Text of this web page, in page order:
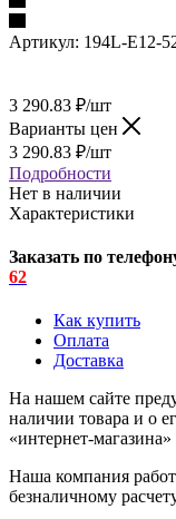
Артикул: 194L-E12-
3 290.83 ₽/шт
Варианты цен
3 290.83 ₽/шт
Подробности
Нет в наличии
Характеристики
Заказать по
62
Как купить
Оплата
Доставка
На нашем сайте
наличии товара и о
«интернет-
Наша компания
безналичному